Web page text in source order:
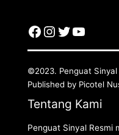
©2023. Penguat Sinyal
Published by Picotel
Tentang Kami
Penguat Sinyal Resmi